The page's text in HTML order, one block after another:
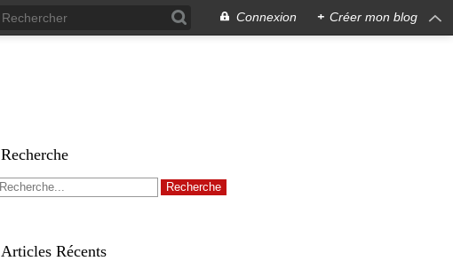
Connexion + Créer mon blog
Recherche
Articles Récents